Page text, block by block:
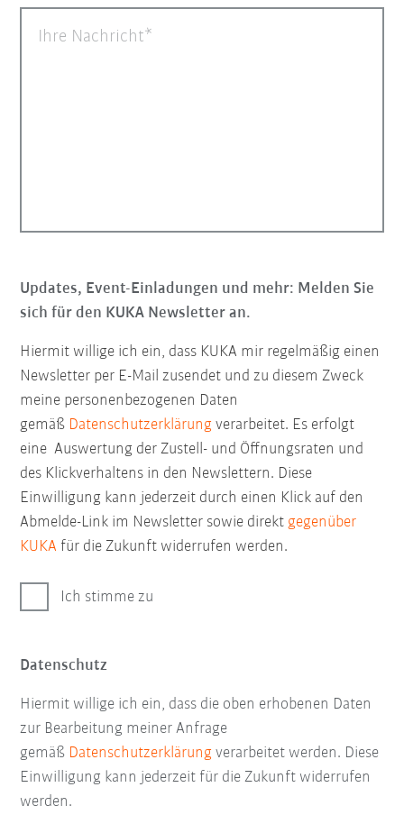
Ihre Nachricht
Updates, Event-Einladungen und mehr: Melden Sie
sich für den KUKA Newsletter an.
Hiermit willige ich ein, dass KUKA mir regelmäßig einen
Newsletter per E-Mail zusendet und zu diesem Zweck
meine personenbezogenen Daten
gemäß Datenschutzerklärung verarbeitet. Es erfolgt
eine Auswertung der Zustell- und Öffnungsraten und
des Klickverhaltens in den Newslettern. Diese
Einwilligung kann jederzeit durch einen Klick auf den
Abmelde-Link im Newsletter sowie direktgegenüber
KUKA für die Zukunft widerrufen werden.
Ich stimme zu
Datenschutz
Hiermit willige ich ein, dass die oben erhobenen Daten
zur Bearbeitung meiner Anfrage
gemäß Datenschutzerklärung verarbeitet werden. Diese
Einwilligung kann jederzeit für die Zukunft widerrufen
werden.